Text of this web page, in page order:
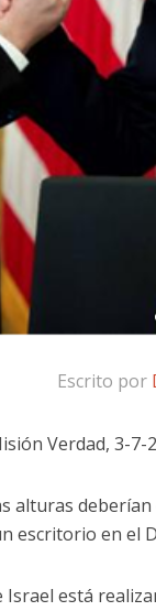
Escrito por
Verdad, 3-7-
alturas
escritorio en el
está